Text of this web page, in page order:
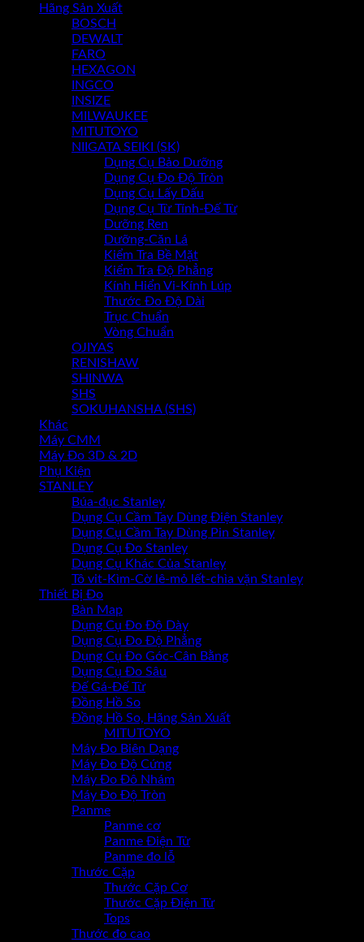
Chưa có sản phẩm trong giỏ hàng.
Hãng Sản Xuất
BOSCH
DEWALT
FARO
HEXAGON
INGCO
INSIZE
MILWAUKEE
MITUTOYO
NIIGATA SEIKI (SK)
Dụng Cụ Bảo Dưỡng
Dụng Cụ Đo Độ Tròn
Dụng Cụ Lấy Dấu
Dụng Cụ Từ Tính-Đế Từ
Dưỡng Ren
Dưỡng-Căn Lá
Kiểm Tra Bề Mặt
Kiểm Tra Độ Phẳng
Kính Hiển Vi-Kính Lúp
Thước Đo Độ Dài
Trục Chuẩn
Vòng Chuẩn
OJIYAS
RENISHAW
SHINWA
SHS
SOKUHANSHA (SHS)
Khác
Máy CMM
Máy Đo 3D & 2D
Phụ Kiện
STANLEY
Búa-đục Stanley
Dụng Cụ Cầm Tay Dùng Điện Stanley
Dụng Cụ Cầm Tay Dùng Pin Stanley
Dụng Cụ Đo Stanley
Dụng Cụ Khác Của Stanley
Tô vit-Kìm-Cờ lê-mỏ lết-chìa vặn Stanley
Thiết Bị Đo
Bàn Map
Dụng Cụ Đo Độ Dày
Dụng Cụ Đo Độ Phẳng
Dụng Cụ Đo Góc-Cân Bằng
Dụng Cụ Đo Sâu
Đế Gá-Đế Từ
Đồng Hồ So
Đồng Hồ So, Hãng Sản Xuất
MITUTOYO
Máy Đo Biên Dạng
Máy Đo Độ Cứng
Máy Đo Đô Nhám
Máy Đo Độ Tròn
Panme
Panme cơ
Panme Điện Tử
Panme đo lỗ
Thước Cặp
Thước Cặp Cơ
Thước Cặp Điện Tử
Tops
Thước đo cao